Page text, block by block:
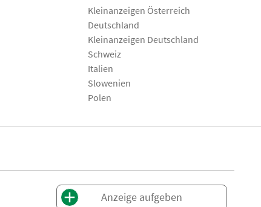
Kleinanzeigen Österreich
Deutschland
Kleinanzeigen Deutschland
Schweiz
Italien
Slowenien
Polen
Anzeige aufgeben